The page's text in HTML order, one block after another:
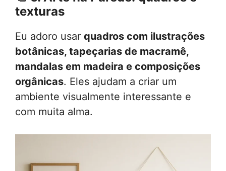
texturas
Eu adoro usar quadros com ilustrações
botânicas, tapeçarias de macramê,
mandalas em madeira e composições
orgânicas. Eles ajudam a criar um
ambiente visualmente interessante e
com muita alma.